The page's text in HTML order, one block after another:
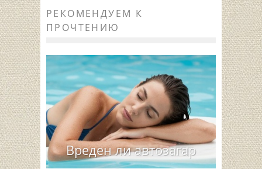
РЕКОМЕНДУЕМ К
ПРОЧТЕНИЮ
Вреден ли автозагар